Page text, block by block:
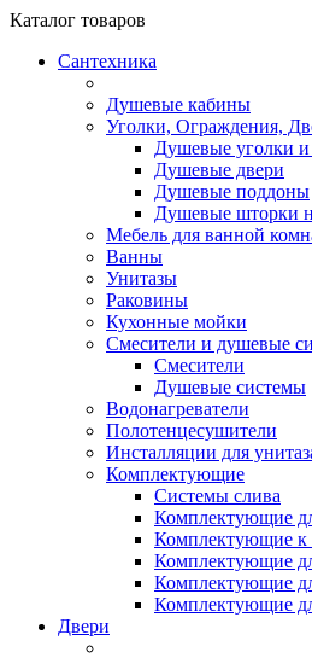
Каталог товаров
Сантехника
Душевые кабины
Уголки, Ограждения,
Душевые уголки и
Душевые двери
Душевые поддоны
Душевые шторки
Мебель для ванной
Ванны
Унитазы
Раковины
Кухонные мойки
Смесители и душевые
Смесители
Душевые системы
Водонагреватели
Полотенцесушители
Инсталляции для
Комплектующие
Системы слива
Комплектующие
Комплектующие к
Комплектующие
Комплектующие
Комплектующие
Двери